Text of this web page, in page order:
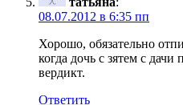
08.07.2012 в 6:35 пп
Хорошо, обязательно
когда дочь с зятем с
вердикт.
Ответить